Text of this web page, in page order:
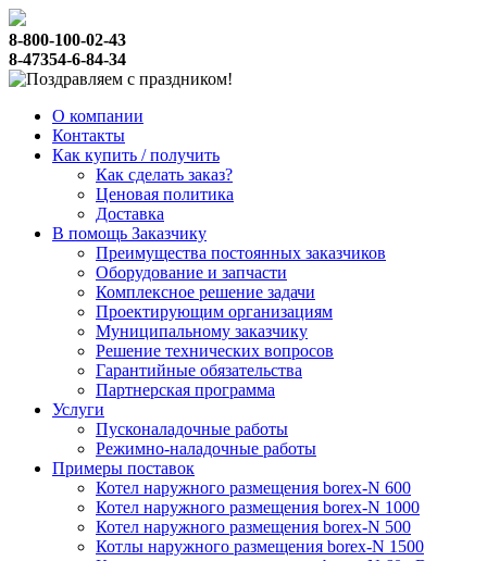
8-800-100-02-43
8-47354-6-84-34
О компании
Контакты
Как купить / получить
Как сделать заказ?
Ценовая политика
Доставка
В помощь Заказчику
Преимущества постоянных заказчиков
Оборудование и запчасти
Комплексное решение задачи
Проектирующим организациям
Муниципальному заказчику
Решение технических вопросов
Гарантийные обязательства
Партнерская программа
Услуги
Пусконаладочные работы
Режимно-наладочные работы
Примеры поставок
Котел наружного размещения borex-N 600
Котел наружного размещения borex-N 1000
Котел наружного размещения borex-N 500
Котлы наружного размещения borex-N 1500